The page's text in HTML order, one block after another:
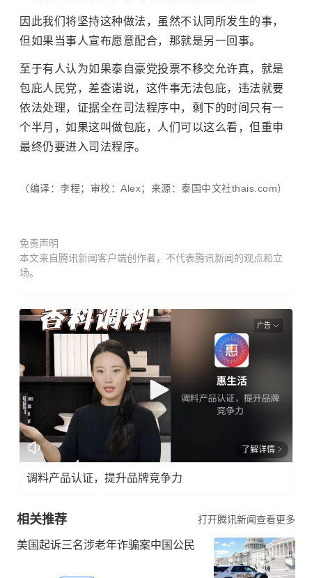
因此我们将坚持这种做法，虽然不认同所发生的事，
但如果当事人宣布愿意配合，那就是另一回事。
至于有人认为如果泰自豪党投票不移交允许真，就是
包庇人民党，差查诺说，这件事无法包庇，违法就要
依法处理，证据全在司法程序中，剩下的时间只有一
个半月，如果这叫做包庇，人们可以这么看，但重申
最终仍要进入司法程序。
（编译：李程；审校：Alex；来源：泰国中文社thais.com）
免责声明
本文来自腾讯新闻客户端创作者，不代表腾讯新闻的观点和立
场。
广告
了解详情
调料产品认证，提升品牌竞争力
相关推荐 打开腾讯新闻查看更多
美国起诉三名涉老年诈骗案中国公民